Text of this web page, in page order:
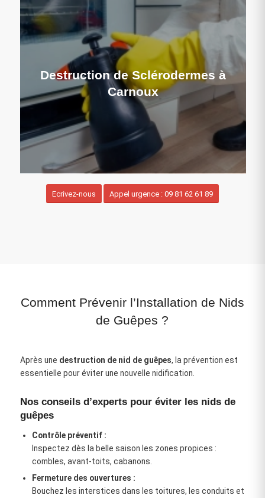
Destruction de Sclérodermes à
Carnoux
Ecrivez-nous Appel urgence : 09 81 62 61 89
Comment Prévenir l’Installation de Nids
de Guêpes ?
Après une destruction de nid de guêpes, la prévention est
essentielle pour éviter une nouvelle nidification.
Nos conseils d’experts pour éviter les nids de
guêpes
Contrôle préventif :
Inspectez dès la belle saison les zones propices :
combles, avant-toits, cabanons.
Fermeture des ouvertures :
Bouchez les interstices dans les toitures, les conduits et